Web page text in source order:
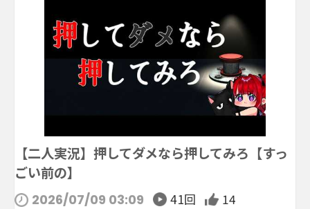
【二人実況】押してダメなら押してみろ【すっ
ごい前の】
2026/07/09 03:09 41回
14